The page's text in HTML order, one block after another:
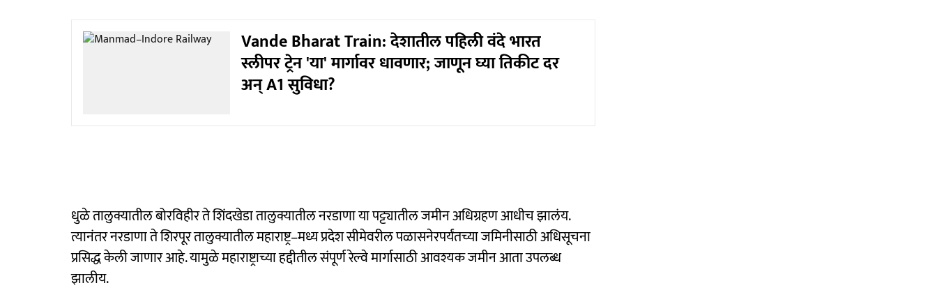
Vande Bharat Train: देशातील पहिली वंदे भारत
स्लीपर ट्रेन 'या' मार्गावर धावणार; जाणून घ्या तिकीट दर
अन् A1 सुविधा?
धुळे तालुक्यातील बोरविहीर ते शिंदखेडा तालुक्यातील नरडाणा या पट्ट्यातील जमीन अधिग्रहण आधीच झालंय.
त्यानंतर नरडाणा ते शिरपूर तालुक्यातील महाराष्ट्र–मध्य प्रदेश सीमेवरील पळासनेरपर्यंतच्या जमिनीसाठी अधिसूचना
प्रसिद्ध केली जाणार आहे. यामुळे महाराष्ट्राच्या हद्दीतील संपूर्ण रेल्वे मार्गासाठी आवश्यक जमीन आता उपलब्ध
झालीय.